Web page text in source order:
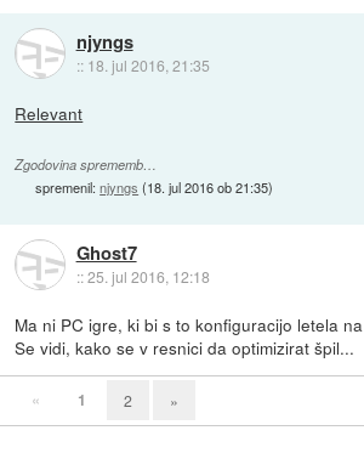
njyngs
:: 18. jul 2016, 21:35
Relevant
Zgodovina sprememb…
spremenil:njyngs (18. jul 2016 ob 21:35)
Ghost7
::25. jul 2016, 12:18
Ma ni PC igre, ki bi s to konfiguracijo letela
Se vidi, kako se v resnici da optimizirat špil...
« 1 2 »